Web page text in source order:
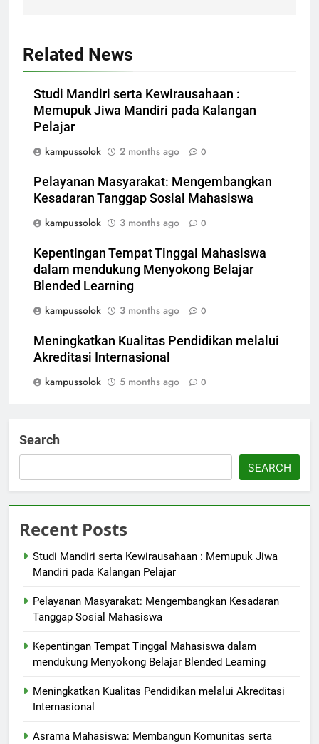
Related News
Studi Mandiri serta Kewirausahaan :
Memupuk Jiwa Mandiri pada Kalangan
Pelajar
kampussolok
2 months ago 0
Pelayanan Masyarakat: Mengembangkan
Kesadaran Tanggap Sosial Mahasiswa
kampussolok
3 months ago 0
Kepentingan Tempat Tinggal Mahasiswa
dalam mendukung Menyokong Belajar
Blended Learning
kampussolok
3 months ago 0
Meningkatkan Kualitas Pendidikan melalui
Akreditasi Internasional
kampussolok
5 months ago 0
Search
SEARCH
Recent Posts
Studi Mandiri serta Kewirausahaan : Memupuk Jiwa
Mandiri pada Kalangan Pelajar
Pelayanan Masyarakat: Mengembangkan Kesadaran
Tanggap Sosial Mahasiswa
Kepentingan Tempat Tinggal Mahasiswa dalam
mendukung Menyokong Belajar Blended Learning
Meningkatkan Kualitas Pendidikan melalui Akreditasi
Internasional
Asrama Mahasiswa: Membangun Komunitas serta